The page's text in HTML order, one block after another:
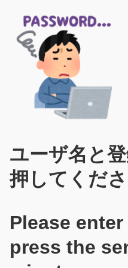
ユーザ名と
押してくだ
Please
press the